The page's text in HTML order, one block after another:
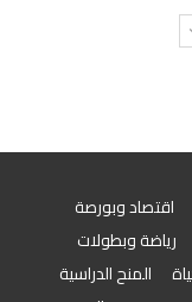
اقتصاد وبورصة
رياضة وبطولات
المنح الدراسية